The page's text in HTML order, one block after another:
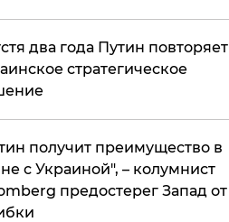
два года Путин повторяет
стратегическое
получит преимущество в
с Украиной", – колумнист
предостерег Запад от